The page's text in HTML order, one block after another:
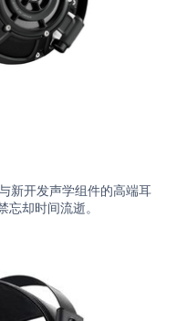
新开发声学组件的高端耳
却时间流逝。